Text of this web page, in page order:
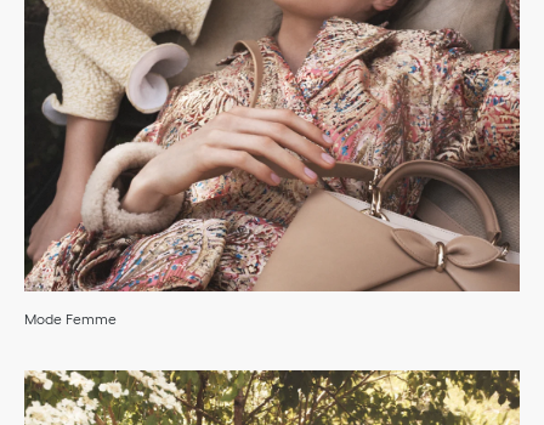
Mode Femme